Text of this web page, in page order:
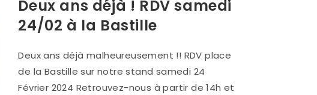
Deux ans déjà ! RDV samedi
24/02 à la Bastille
Deux ans déjà malheureusement !! RDV place
de la Bastille sur notre stand samedi 24
Février 2024 Retrouvez-nous à partir de 14h et